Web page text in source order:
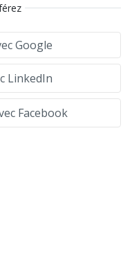
Google
LinkedIn
Facebook